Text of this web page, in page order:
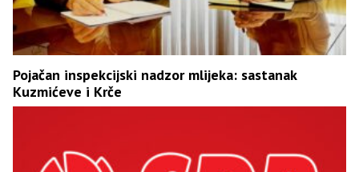
Pojačan inspekcijski nadzor mlijeka: sastanak
Kuzmićeve i Krče